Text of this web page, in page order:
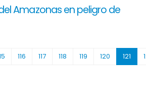
Amazonas en peligro de
116 117 118 119 120 121